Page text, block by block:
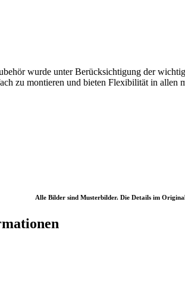
wurde unter Berücksichtigung der
zu montieren und bieten Flexibilität in allen
Alle Bilder sind Musterbilder. Die Details im